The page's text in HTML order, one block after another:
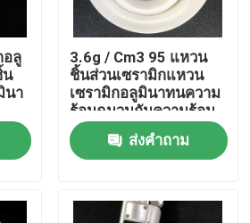
อลู
น
นา
3.6g / Cm3 95 แหวน
ชิ้นส่วนเซรามิกแหวน
เซรามิกอลูมินาทนความ
ร้อนฉนวนกันความร้อน
สูง
ส่งคำถาม